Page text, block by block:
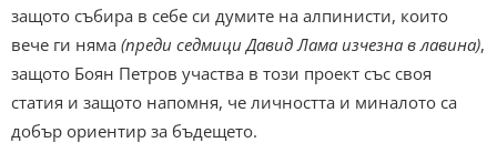
защото събира в себе си думите на алпинисти, които
вече ги няма (преди седмици Давид Лама изчезна в лавина),
защото Боян Петров участва в този проект със своя
статия и защото напомня, че личността и миналото са
добър ориентир за бъдещето.